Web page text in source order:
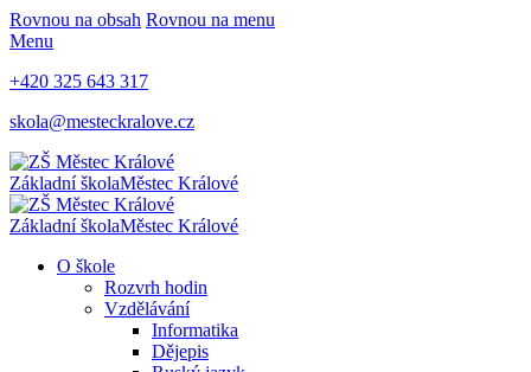
Rovnou na obsah Rovnou na menu
Menu
+420 325 643 317
skola@mesteckralove.cz
Základní školaMěstec Králové
Základní školaMěstec Králové
O škole
Rozvrh hodin
Vzdělávání
Informatika
Dějepis